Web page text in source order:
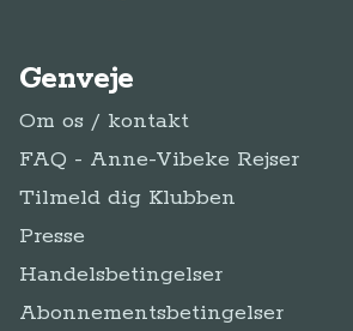
Genveje
Om os / kontakt
FAQ - Anne-Vibeke Rejser
Tilmeld dig Klubben
Presse
Handelsbetingelser
Abonnementsbetingelser